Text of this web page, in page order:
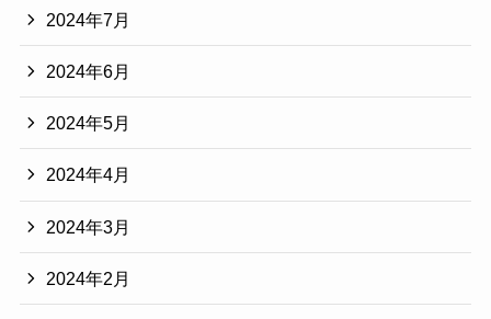
2024年7月
2024年6月
2024年5月
2024年4月
2024年3月
2024年2月